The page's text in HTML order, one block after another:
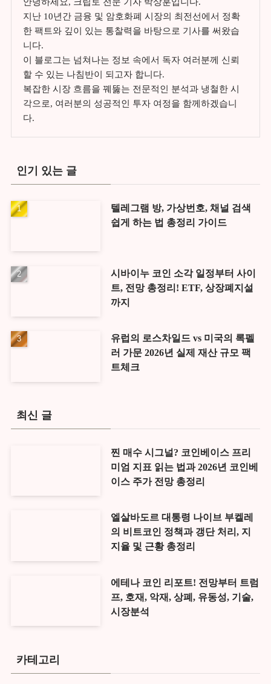
지난 10년간 금융 및 암호화폐 시장의 최전선에서 정확
한 팩트와 깊이 있는 통찰력을 바탕으로 기사를 써왔습
니다.
이 블로그는 넘쳐나는 정보 속에서 독자 여러분께 신뢰
할 수 있는 나침반이 되고자 합니다.
복잡한 시장 흐름을 꿰뚫는 전문적인 분석과 냉철한 시
각으로, 여러분의 성공적인 투자 여정을 함께하겠습니
다.
인기 있는 글
텔레그램 방, 가상번호, 채널 검색
쉽게 하는 법 총정리 가이드
시바이누 코인 소각 일정부터 사이
트, 전망 총정리! ETF, 상장폐지설
까지
유럽의 로스차일드 vs 미국의 록펠
러 가문 2026년 실제 재산 규모 팩
트체크
최신 글
찐 매수 시그널? 코인베이스 프리
미엄 지표 읽는 법과 2026년 코인베
이스 주가 전망 총정리
엘살바도르 대통령 나이브 부켈레
의 비트코인 정책과 갱단 처리, 지
지율 및 근황 총정리
에테나 코인 리포트! 전망부터 트럼
프, 호재, 악재, 상폐, 유동성, 기술,
시장분석
카테고리